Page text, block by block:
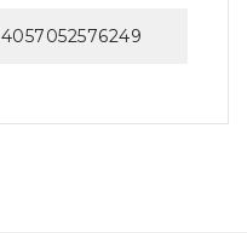
4057052576249